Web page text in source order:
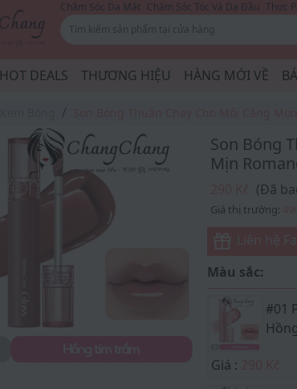
Chăm Sóc Da Mặt Chăm Sóc Tóc Và Da Đầu Thực
HOT DEALS THƯƠNG HIỆU HÀNG MỚI VỀ
Son Bóng
Mịn
(Đã
Giá thị trường:
Màu sắc:
#01
Giá :